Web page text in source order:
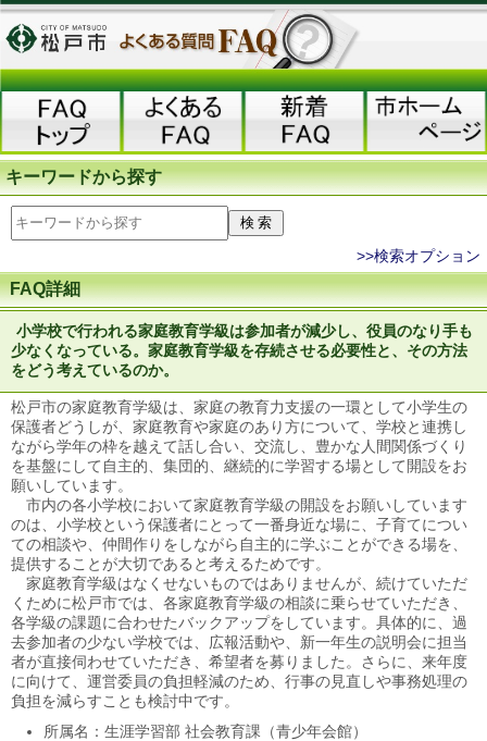
キーワードから探す
>>検索オプション
FAQ詳細
小学校で行われる家庭教育学級は参加者が減少し、役員のなり手も
少なくなっている。家庭教育学級を存続させる必要性と、その方法
をどう考えているのか。
松戸市の家庭教育学級は、家庭の教育力支援の一環として小学生の
保護者どうしが、家庭教育や家庭のあり方について、学校と連携し
ながら学年の枠を越えて話し合い、交流し、豊かな人間関係づくり
を基盤にして自主的、集団的、継続的に学習する場として開設をお
願いしています。
市内の各小学校において家庭教育学級の開設をお願いしています
のは、小学校という保護者にとって一番身近な場に、子育てについ
ての相談や、仲間作りをしながら自主的に学ぶことができる場を、
提供することが大切であると考えるためです。
家庭教育学級はなくせないものではありませんが、続けていただ
くために松戸市では、各家庭教育学級の相談に乗らせていただき、
各学級の課題に合わせたバックアップをしています。具体的に、過
去参加者の少ない学校では、広報活動や、新一年生の説明会に担当
者が直接伺わせていただき、希望者を募りました。さらに、来年度
に向けて、運営委員の負担軽減のため、行事の見直しや事務処理の
負担を減らすことも検討中です。
所属名：生涯学習部 社会教育課（青少年会館）